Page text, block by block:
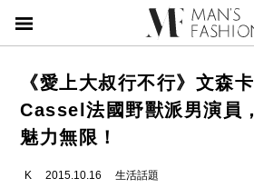
《愛上大叔行不行》文森
Cassel法國野獸派男演員
魅力無限！
K 2015.10.16 生活話題